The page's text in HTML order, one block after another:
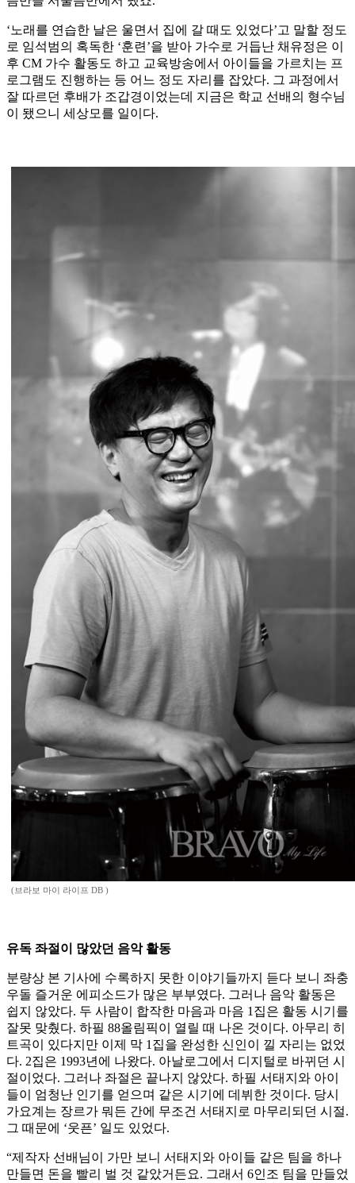
‘노래를 연습한 날은 울면서 집에 갈 때도 있었다’고 말할 정도
로 임석범의 혹독한 ‘훈련’을 받아 가수로 거듭난 채유정은 이
후 CM 가수 활동도 하고 교육방송에서 아이들을 가르치는 프
로그램도 진행하는 등 어느 정도 자리를 잡았다. 그 과정에서
잘 따르던 후배가 조갑경이었는데 지금은 학교 선배의 형수님
이 됐으니 세상모를 일이다.
(브라보 마이 라이프 DB )
유독 좌절이 많았던 음악 활동
분량상 본 기사에 수록하지 못한 이야기들까지 듣다 보니 좌충
우돌 즐거운 에피소드가 많은 부부였다. 그러나 음악 활동은
쉽지 않았다. 두 사람이 합작한 마음과 마음 1집은 활동 시기를
잘못 맞췄다. 하필 88올림픽이 열릴 때 나온 것이다. 아무리 히
트곡이 있다지만 이제 막 1집을 완성한 신인이 낄 자리는 없었
다. 2집은 1993년에 나왔다. 아날로그에서 디지털로 바뀌던 시
절이었다. 그러나 좌절은 끝나지 않았다. 하필 서태지와 아이
들이 엄청난 인기를 얻으며 같은 시기에 데뷔한 것이다. 당시
가요계는 장르가 뭐든 간에 무조건 서태지로 마무리되던 시절.
그 때문에 ‘웃픈’ 일도 있었다.
“제작자 선배님이 가만 보니 서태지와 아이들 같은 팀을 하나
만들면 돈을 빨리 벌 것 같았거든요. 그래서 6인조 팀을 만들었